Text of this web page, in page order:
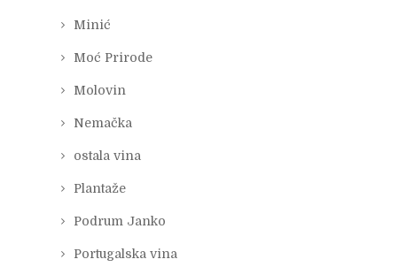
Minić
Moć Prirode
Molovin
Nemačka
ostala vina
Plantaže
Podrum Janko
Portugalska vina